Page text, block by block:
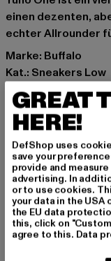
einen dezenten,
echter Allrounder
Marke: Buffalo
Kat.: Sneakers Low
Farbe: beige
Hersteller Farbe:
Obermaterial:
Innenfutter: Textil
Art.Nr: 1636644-
Hersteller: Buffalo
boots.com
Schanzenstraße 41
GREAT
HERE!
DefShop uses
save your
provide and
advertising. In
or to use cookies.
your data in the USA
the EU data
this, click on
agree to this. Data